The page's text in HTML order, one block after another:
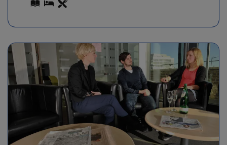
Προγράμματα για καθηγητές αγγλικών, διεθνείς
πιστοποιήσεις εκπαιδευτικής διαδικασίας,
εξειδίκευση σε ηλιακές ομάδες και μετεκπαίδευση σε
νέες διδακτικές μεθόδους.